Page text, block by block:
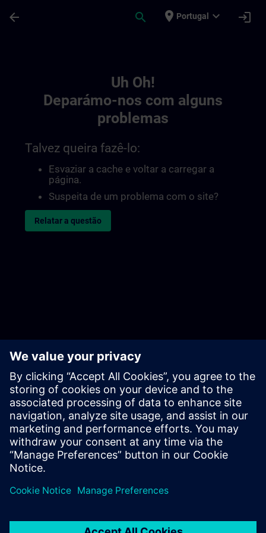
arrow_back search place Portugal expand_more login
Uh Oh!
Deparámo-nos com alguns
problemas
Talvez queira fazê-lo:
Esvaziar a cache e voltar a carregar a
página.
Suspeita de um problema com o site?
Relatar a questão